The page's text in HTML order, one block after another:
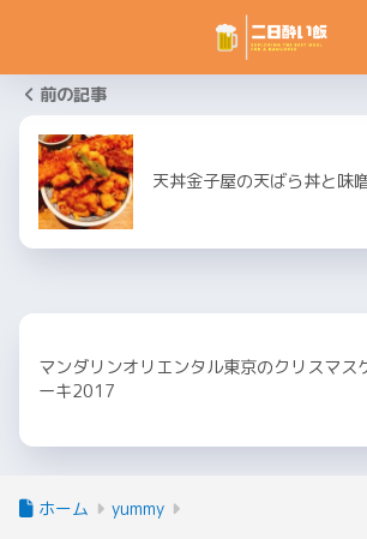
前の記事
天丼金子屋の天ばら丼と味
マンダリンオリエンタル東京のクリスマス
ーキ2017
ホーム yummy